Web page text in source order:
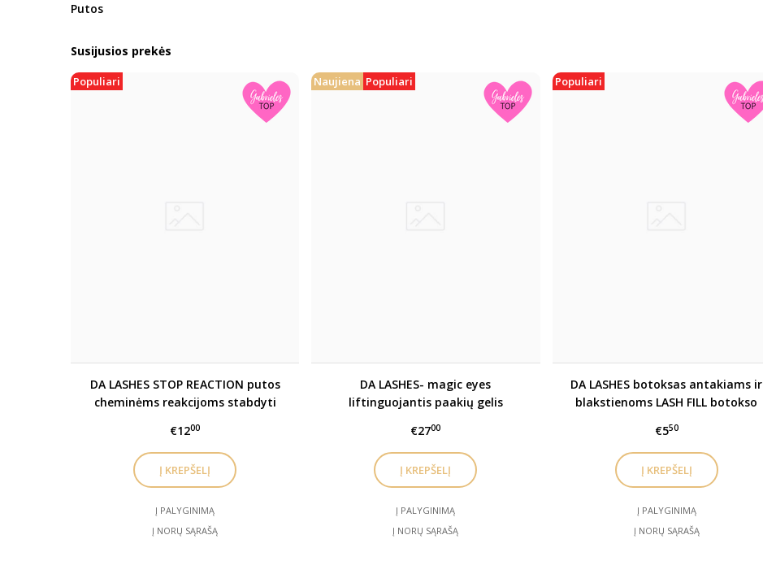
Putos
Susijusios prekės
Populiari
DA LASHES STOP REACTION putos
cheminėms reakcijoms stabdyti
€1200
Į PALYGINIMĄ
Į NORŲ SĄRAŠĄ
Naujiena Populiari
DA LASHES- magic eyes
liftinguojantis paakių gelis
€2700
Į PALYGINIMĄ
Į NORŲ SĄRAŠĄ
Populiari
DA LASHES botoksas antakiams ir
blakstienoms LASH FILL botokso
€550
Į PALYGINIMĄ
Į NORŲ SĄRAŠĄ